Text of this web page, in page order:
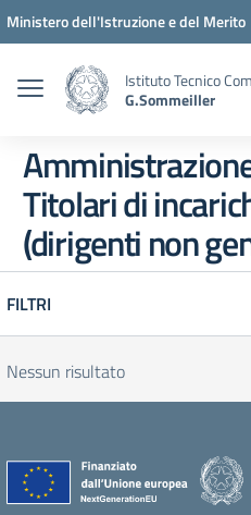
Vai ai contenuti
Vai al menu di navigazione
Vai al footer
Ministero dell'Istruzione e del Merito
Istituto Tecnico
G.Sommeiller
Titolari di
(dirigenti non
FILTRI
Nessun risultato